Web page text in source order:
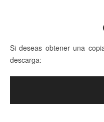
Si deseas obtener una
descarga: